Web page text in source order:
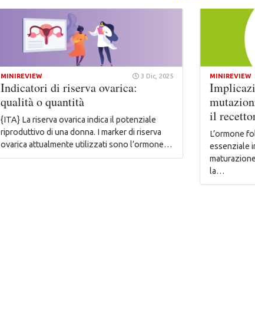
MINIREVIEW 3 Dic, 2025
Indicatori di riserva ovarica:
qualità o quantità
{ITA} La riserva ovarica indica il potenziale
riproduttivo di una donna. I marker di riserva
ovarica attualmente utilizzati sono l’ormone…
MINIREVIEW
il
L’ormone
essenziale
la…